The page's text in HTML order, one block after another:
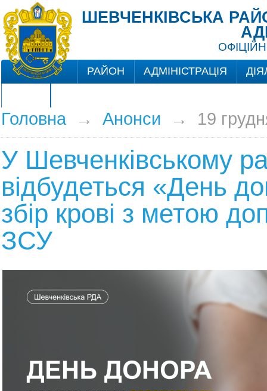
ШЕВЧЕНКІВСЬКА
РАЙОН АДМІНІСТРАЦІЯ
Головна→ Анонси → 19
У Шевченківському
відбудеться «День
збір крові з метою
ЗСУ